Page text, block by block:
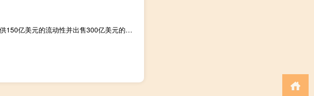
以色列央行表示将向市场提供150亿美元的流动性并出售300亿美元的外汇后特拉维夫股票指数开盘上涨1.0%